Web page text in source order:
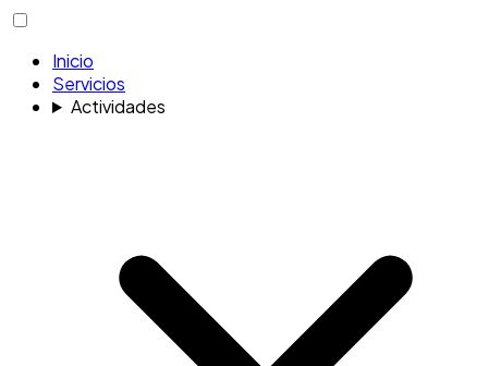
Inicio
Servicios
Actividades